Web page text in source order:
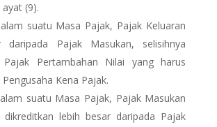
(9).
suatu Masa Pajak, Pajak Keluaran
daripada Pajak Masukan, selisihnya
Pajak Pertambahan Nilai yang harus
Kena Pajak.
suatu Masa Pajak, Pajak Masukan
lebih besar daripada Pajak